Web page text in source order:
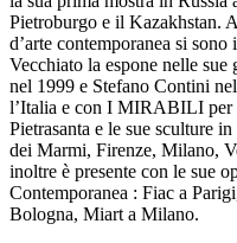
Pietroburgo e il Kazakhstan.
d’arte contemporanea si
Vecchiato la espone nelle
nel 1999 e Stefano Contini
l’Italia e con I MIRABILI per
Pietrasanta e le sue sculture
dei Marmi, Firenze, Milano,
inoltre è presente con le sue
Contemporanea : Fiac a
Bologna, Miart a Milano.